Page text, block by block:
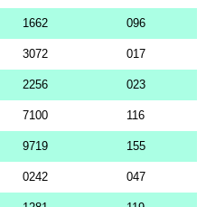
1662 096
3072 017
2256 023
7100 116
9719 155
0242 047